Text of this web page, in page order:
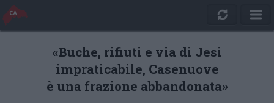
«Buche, rifiuti e via di Jesi
impraticabile, Casenuove
è una frazione abbandonata»